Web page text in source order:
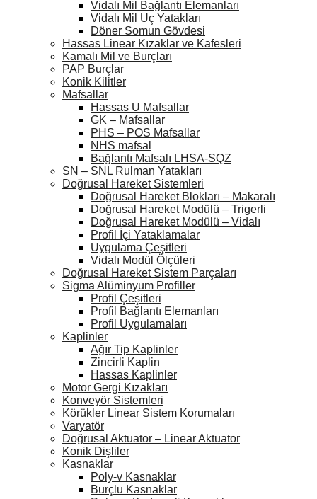
Vidalı Mil Bağlantı Elemanları
Vidalı Mil Uç Yatakları
Döner Somun Gövdesi
Hassas Linear Kızaklar ve Kafesleri
Kamalı Mil ve Burçları
PAP Burçlar
Konik Kilitler
Mafsallar
Hassas U Mafsallar
GK – Mafsallar
PHS – POS Mafsallar
NHS mafsal
Bağlantı Mafsalı LHSA-SQZ
SN – SNL Rulman Yatakları
Doğrusal Hareket Sistemleri
Doğrusal Hareket Blokları – Makaralı
Doğrusal Hareket Modülü – Trigerli
Doğrusal Hareket Modülü – Vidalı
Profil İçi Yataklamalar
Uygulama Çeşitleri
Vidalı Modül Ölçüleri
Doğrusal Hareket Sistem Parçaları
Sigma Alüminyum Profiller
Profil Çeşitleri
Profil Bağlantı Elemanları
Profil Uygulamaları
Kaplinler
Ağır Tip Kaplinler
Zincirli Kaplin
Hassas Kaplinler
Motor Gergi Kızakları
Konveyör Sistemleri
Körükler Linear Sistem Korumaları
Varyatör
Doğrusal Aktuator – Linear Aktuator
Konik Dişliler
Kasnaklar
Poly-v Kasnaklar
Burçlu Kasnaklar